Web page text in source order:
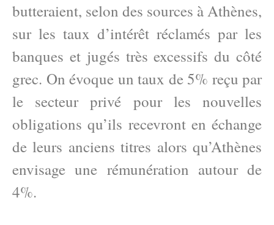
butteraient, selon des sources à Athènes,
sur les taux d’intérêt réclamés par les
banques et jugés très excessifs du côté
grec. On évoque un taux de 5% reçu par
le secteur privé pour les nouvelles
obligations qu’ils recevront en échange
de leurs anciens titres alors qu’Athènes
envisage une rémunération autour de
4%.